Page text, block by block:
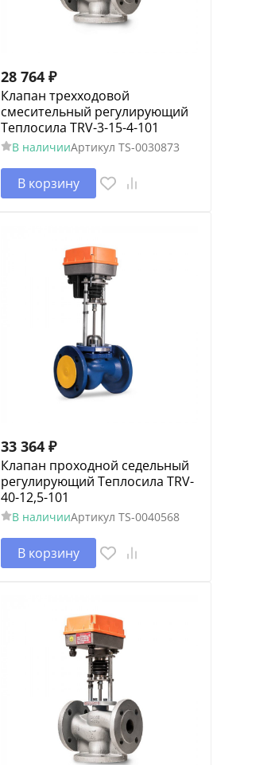
28 764 ₽
Клапан трехходовой
смесительный регулирующий
Теплосила TRV-3-15-4-101
В наличииАртикул TS-0030873
В корзину
33 364 ₽
Клапан проходной седельный
регулирующий Теплосила TRV-
40-12,5-101
В наличииАртикул TS-0040568
В корзину